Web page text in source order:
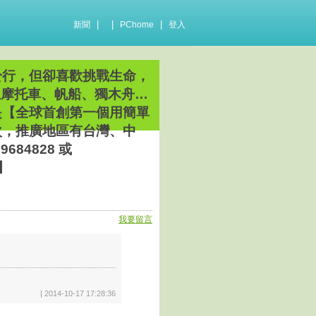
新聞 PChome 登入
，但卻喜歡挑戰生命，
托車、帆船、獨木舟…
全球首創第一個用簡單
推廣地區有台灣、中
或
我要留言
| 2014-10-17 17:28:36